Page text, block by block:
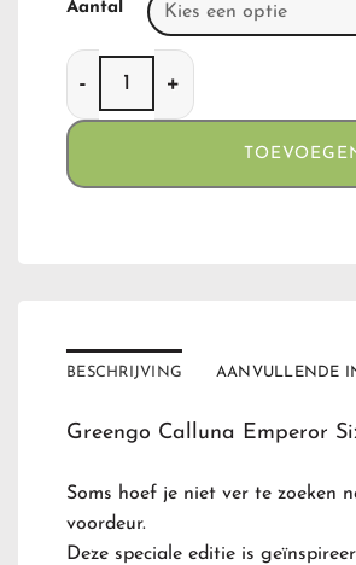
Aantal
Greengo Calluna Emperor
BESCHRIJVING AANVULLENDE
Greengo Calluna Emperor
Soms hoef je niet ver te zoeken
voordeur.
Deze speciale editie is